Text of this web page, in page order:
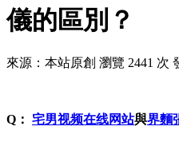
儀的區別？
來源：本站原創 瀏覽 2441 次
Q： 宅男视频在线网站與界麵